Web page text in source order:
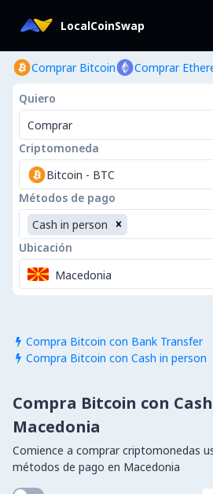
LocalCoinSwap
Comprar Bitcoin Comprar
Quiero
Comprar
Criptomoneda
Bitcoin - BTC
Métodos de pago
Cash in person
Ubicación
Macedonia
 Compra Bitcoin con Bank Transfer
 Compra Bitcoin con Cash in person
Compra Bitcoin con
Macedonia
Comience a comprar criptomonedas
métodos de pago en Macedonia